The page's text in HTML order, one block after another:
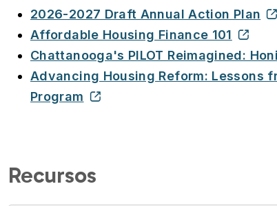
2026-2027 Draft Annual Action Plan
Affordable Housing Finance 101
Chattanooga's PILOT Reimagined:
Advancing Housing Reform: Lessons
Program
Recursos